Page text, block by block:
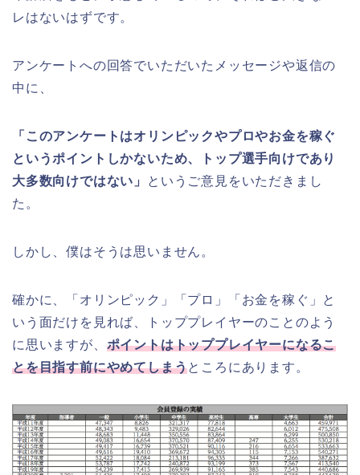
レはないはずです。
アンケートへの回答でいただいたメッセージや返信の
中に、
「このアンケートはオリンピックやプロやお金を稼ぐ
というポイントしかないため、トップ選手向けであり
大多数向けではない」
というご意見をいただきまし
た。
しかし、僕はそうは思いません。
確かに、「オリンピック」「プロ」「お金を稼ぐ」と
いう面だけを見れば、トッププレイヤーのことのよう
に思いますが、 ポイントはトッププレイヤーになるこ
とを目指す前にやめてしまうところにあります。